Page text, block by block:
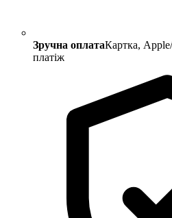
Зручна оплатаКартка,
платіж